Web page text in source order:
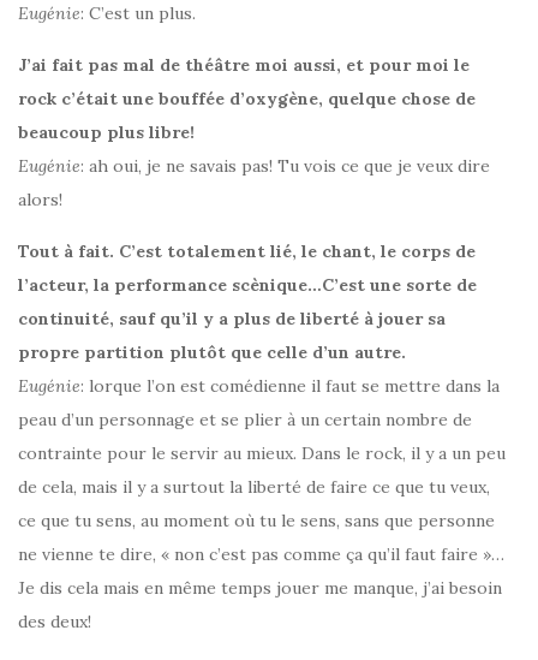
Eugénie: C’est un plus.
J’ai fait pas mal de théâtre moi aussi, et pour moi le
rock c’était une bouffée d’oxygène, quelque chose de
beaucoup plus libre!
Eugénie: ah oui, je ne savais pas! Tu vois ce que je veux dire
alors!
Tout à fait. C’est totalement lié, le chant, le corps de
l’acteur, la performance scènique…C’est une sorte de
continuité, sauf qu’il y a plus de liberté à jouer sa
propre partition plutôt que celle d’un autre.
Eugénie: lorque l’on est comédienne il faut se mettre dans la
peau d’un personnage et se plier à un certain nombre de
contrainte pour le servir au mieux. Dans le rock, il y a un peu
de cela, mais il y a surtout la liberté de faire ce que tu veux,
ce que tu sens, au moment où tu le sens, sans que personne
ne vienne te dire, « non c’est pas comme ça qu’il faut faire »…
Je dis cela mais en même temps jouer me manque, j’ai besoin
des deux!